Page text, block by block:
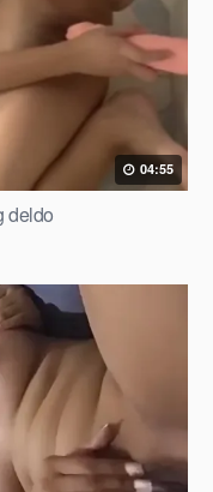
04:55
deldo